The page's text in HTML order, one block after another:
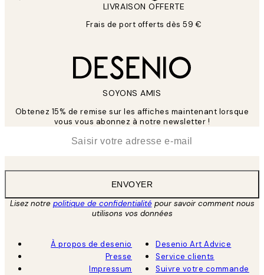
LIVRAISON OFFERTE
Frais de port offerts dès 59 €
SOYONS AMIS
Obtenez 15% de remise sur les affiches maintenant lorsque
vous vous abonnez à notre newsletter !
ENVOYER
Lisez notre politique de confidentialitépour savoir comment nous
utilisons vos données
À propos de desenio
Presse
Impressum
Desenio Art Advice
Service clients
Suivre votre commande